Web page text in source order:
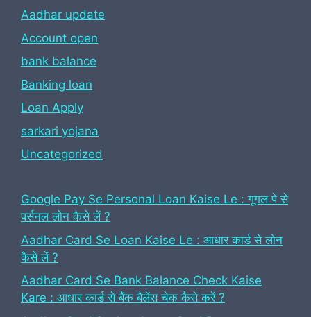
Aadhar update
Account open
bank balance
Banking loan
Loan Apply
sarkari yojana
Uncategorized
Google Pay Se Personal Loan Kaise Le : गूगल पे से
पर्सनल लोन कैसे लें ?
Aadhar Card Se Loan Kaise Le : आधार कार्ड से लोन
कैसे लें ?
Aadhar Card Se Bank Balance Check Kaise
Kare : आधार कार्ड से बैंक बैलेंस चेक कैसे करें ?